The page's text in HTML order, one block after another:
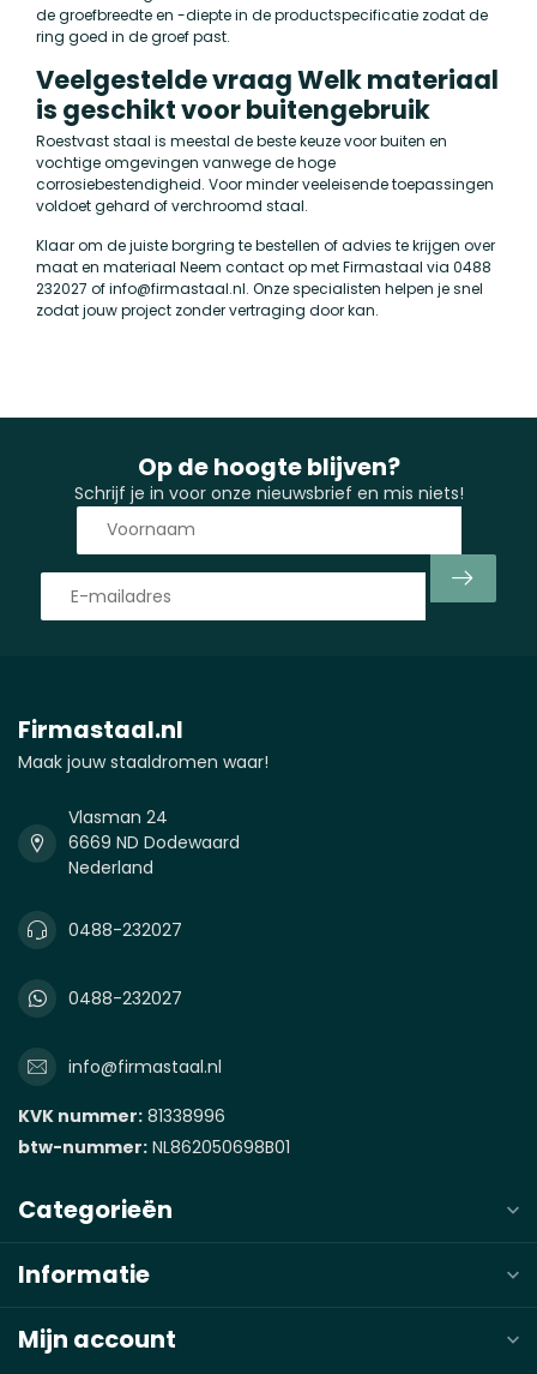
de groefbreedte en -diepte in de productspecificatie zodat de
ring goed in de groef past.
Veelgestelde vraag Welk materiaal
is geschikt voor buitengebruik
Roestvast staal is meestal de beste keuze voor buiten en
vochtige omgevingen vanwege de hoge
corrosiebestendigheid. Voor minder veeleisende toepassingen
voldoet gehard of verchroomd staal.
Klaar om de juiste borgring te bestellen of advies te krijgen over
maat en materiaal Neem contact op met Firmastaal via 0488
232027 ofinfo@firmastaal.nl. Onze specialisten helpen je snel
zodat jouw project zonder vertraging door kan.
Op de hoogte blijven?
Schrijf je in voor onze nieuwsbrief en mis niets!
Firmastaal.nl
Maak jouw staaldromen waar!
Vlasman 24
6669 ND Dodewaard
Nederland
0488-232027
0488-232027
info@firmastaal.nl
KVK nummer: 81338996
btw-nummer: NL862050698B01
Categorieën
Informatie
Mijn account